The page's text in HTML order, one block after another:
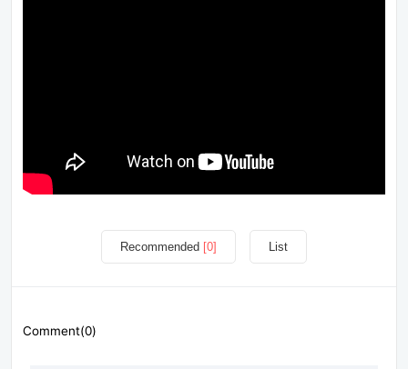
Recommended [0] List
Comment(0)